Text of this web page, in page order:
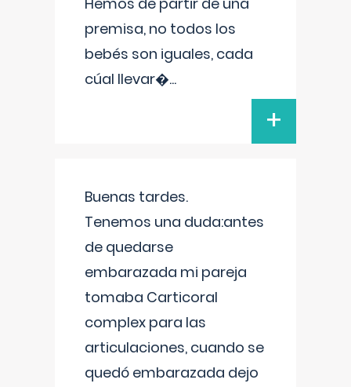
premisa, no todos los
bebés son iguales, cada
cúal llevar�...
+
Buenas tardes.
Tenemos una duda:antes
de quedarse
embarazada mi pareja
tomaba Carticoral
complex para las
articulaciones, cuando se
quedó embarazada dejo